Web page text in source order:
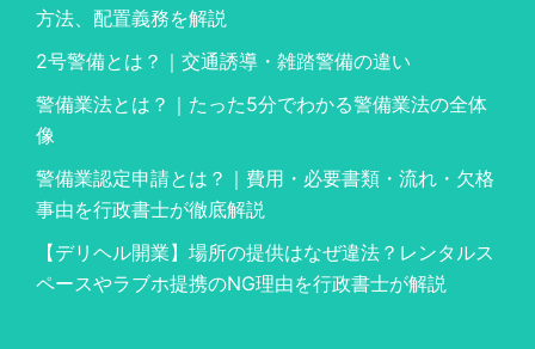
方法、配置義務を解説
2号警備とは？｜交通誘導・雑踏警備の違い
警備業法とは？｜たった5分でわかる警備業法の全体
像
警備業認定申請とは？｜費用・必要書類・流れ・欠格
事由を行政書士が徹底解説
【デリヘル開業】場所の提供はなぜ違法？レンタルス
ペースやラブホ提携のNG理由を行政書士が解説